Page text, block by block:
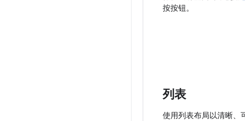
按按钮。
列表
使用列表布局以清晰、